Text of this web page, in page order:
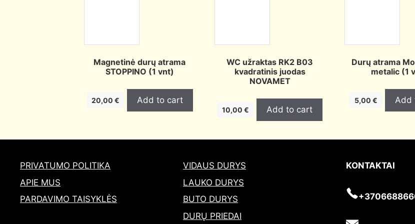
Magnetinė durų atrama
STOPPINO (1 vnt)
20,00 € Add to cart
WC užraktas RK2 B03
kvadratinis juodas
NOVAMET
10,00€ Add to cart
Durų atrama
metalic (1
5,00 € Add
PRIVATUMO POLITIKA
APIE MUS
PARDAVIMO TAISYKLĖS
VIDAUS DURYS
LAUKO DURYS
BUTO DURYS
DURŲ PRIEDAI
KONTAKTAI